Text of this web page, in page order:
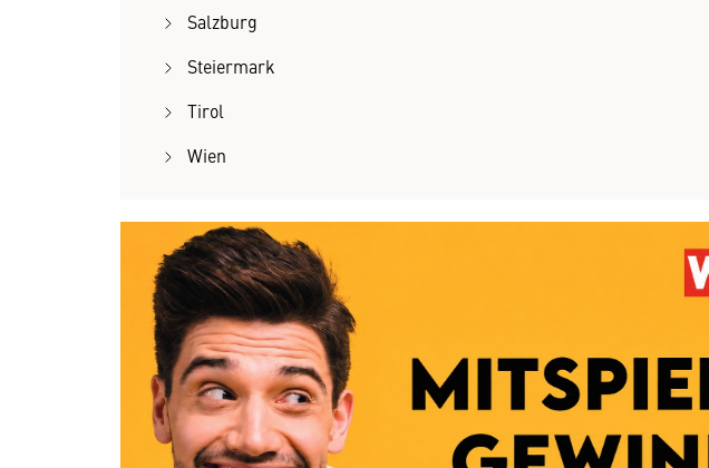
Salzburg
Steiermark
Tirol
Wien